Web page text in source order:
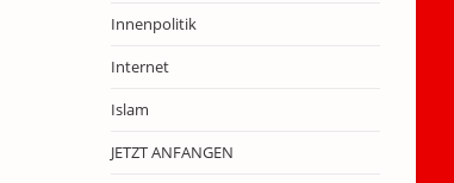
Innenpolitik
Internet
Islam
JETZT ANFANGEN